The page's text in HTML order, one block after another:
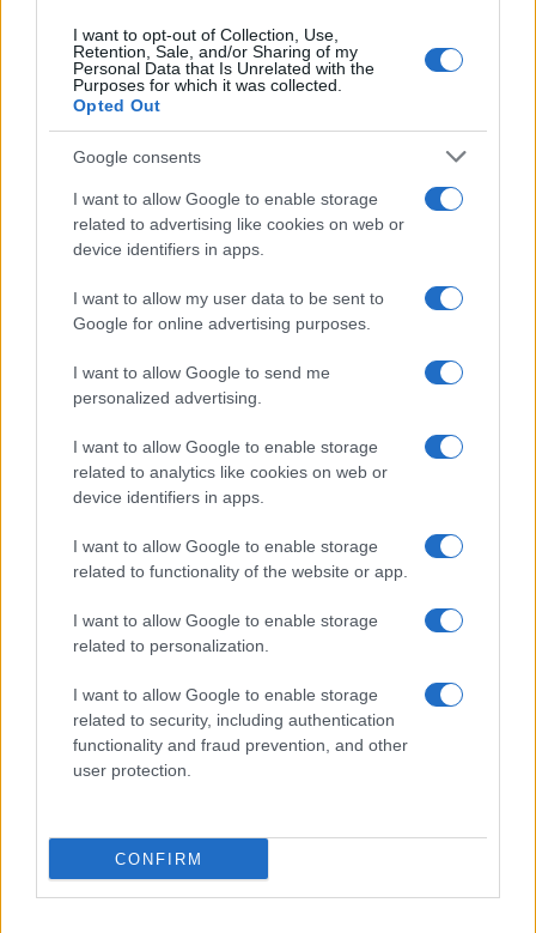
I want to opt-out of Collection, Use,
Retention, Sale, and/or Sharing of my
Personal Data that Is Unrelated with the
Purposes for which it was collected.
Opted Out
Google consents
I want to allow Google to enable storage
related to advertising like cookies on web or
device identifiers in apps.
I want to allow my user data to be sent to
Google for online advertising purposes.
I want to allow Google to send me
personalized advertising.
I want to allow Google to enable storage
related to analytics like cookies on web or
device identifiers in apps.
I want to allow Google to enable storage
related to functionality of the website or app.
I want to allow Google to enable storage
related to personalization.
I want to allow Google to enable storage
related to security, including authentication
functionality and fraud prevention, and other
user protection.
CONFIRM
ΕΛΣΤΑΤ: Στο 3,4% υποχώρησε ο πληθωρισμός τον Ιούλιο
Χρηματοδότηση 8 εκατ.
ευρώ σε 843 μέσα
πενταετές πρόγραμμα
ενίσχυσης του Τύπου
α' εξάμηνο, στα 550 εκατ.
ευρώ – Καθαρά κέρδη 313
Η Chery επενδύει 75 εκατ. δολάρια στην KG Mobility
Το FIAT 500 Hybrid τώρα
από 18.990 ευρώ
συνεχίζουν μαζί: Ανανέωση